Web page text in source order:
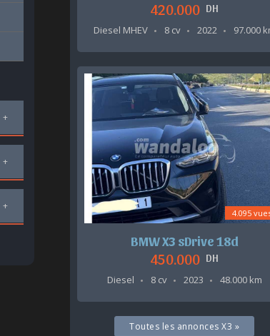
+
+
+
420.000 DH
Diesel MHEV
8 cv 2022 97.000
4.095
BMW X3 sDrive 18d
450.000 DH
Diesel
8 cv 2023 48.000 km
Toutes les annonces X3 »